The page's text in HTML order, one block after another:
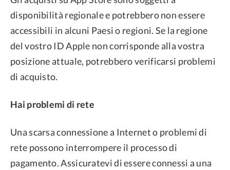
disponibilità regionale e potrebbero non essere
accessibili in alcuni Paesi o regioni. Se la regione
del vostro ID Apple non corrisponde alla vostra
posizione attuale, potrebbero verificarsi problemi
di acquisto.
Hai problemi di rete
Una scarsa connessione a Internet o problemi di
rete possono interrompere il processo di
pagamento. Assicuratevi di essere connessi a una